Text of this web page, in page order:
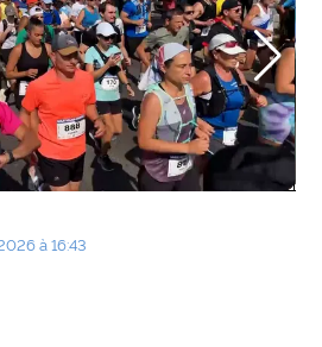
à 16:43